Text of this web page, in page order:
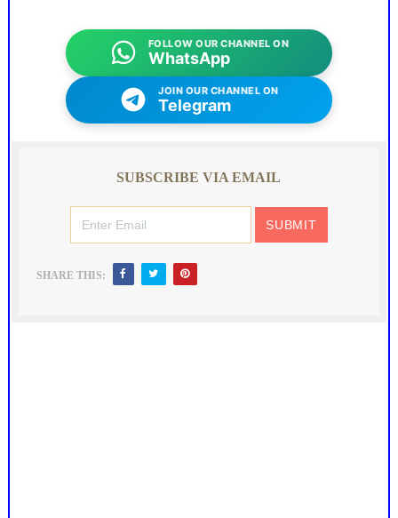
FOLLOW OUR CHANNEL ON
WhatsApp
JOIN OUR CHANNEL ON
Telegram
SUBSCRIBE VIA EMAIL
SHARE THIS: